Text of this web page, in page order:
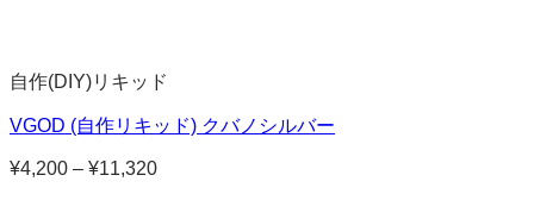
自作(DIY)リキッド
VGOD (自作リキッド) クバノシルバー
¥4,200 – ¥11,320価